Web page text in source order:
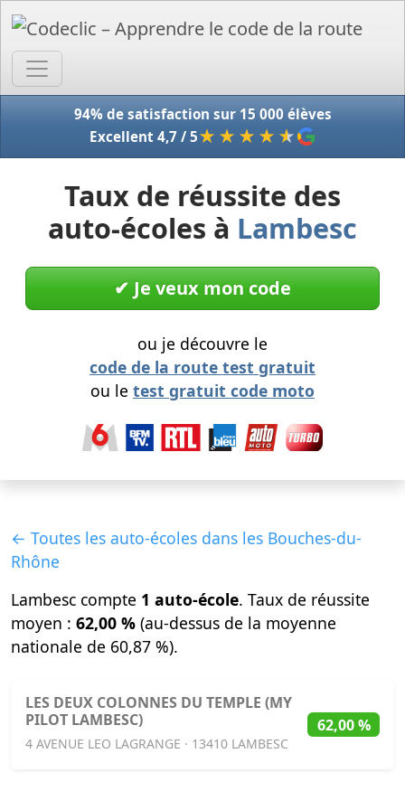
94% de satisfaction sur 15 000 élèves
Excellent 4,7 / 5★★★★ ★
Taux de réussite des
auto-écoles à Lambesc
✔︎ Je veux mon code
ou je découvre le
code de la route test gratuit
ou le test gratuit code moto
← Toutes les auto-écoles dans les Bouches-du-
Rhône
Lambesc compte 1 auto-école. Taux de réussite
moyen : 62,00 % (au-dessus de la moyenne
nationale de 60,87 %).
LES DEUX COLONNES DU TEMPLE (MY
PILOT LAMBESC)
4 AVENUE LEO LAGRANGE · 13410 LAMBESC
62,00 %